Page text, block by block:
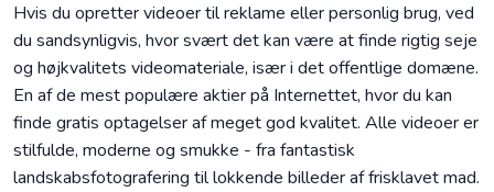
Hvis du opretter videoer til reklame eller personlig brug, ved
du sandsynligvis, hvor svært det kan være at finde rigtig seje
og højkvalitets videomateriale, især i det offentlige domæne.
En af de mest populære aktier på Internettet, hvor du kan
finde gratis optagelser af meget god kvalitet. Alle videoer er
stilfulde, moderne og smukke - fra fantastisk
landskabsfotografering til lokkende billeder af frisklavet mad.